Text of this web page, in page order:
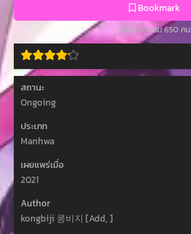
Bookmark
กำลังติดตาม 650 คน
สถานะ
Ongoing
ประเภท
Manhwa
เผยแพร่เมื่อ
2021
Author
kongbiji 콩비지 [Add, ]